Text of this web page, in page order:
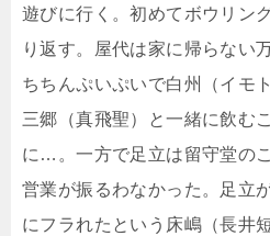
遊びに行く。初めてボウリン
り返す。屋代は家に帰らない
ちちんぷいぷいで白州（イモ
三郷（真飛聖）と一緒に飲む
に…。一方で足立は留守堂の
営業が振るわなかった。足立
にフラれたという床嶋（長井